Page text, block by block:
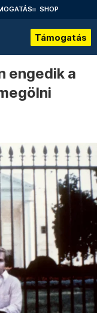
SHOP
Támogatás
engedik a